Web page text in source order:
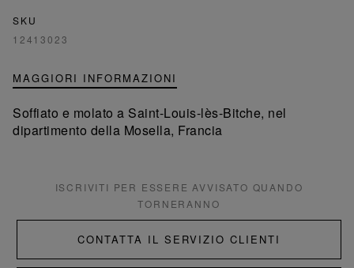
SKU
12413023
MAGGIORI INFORMAZIONI
Soffiato e molato a Saint-Louis-lès-Bitche, nel
dipartimento della Mosella, Francia
ISCRIVITI PER ESSERE AVVISATO QUANDO
TORNERANNO
CONTATTA IL SERVIZIO CLIENTI